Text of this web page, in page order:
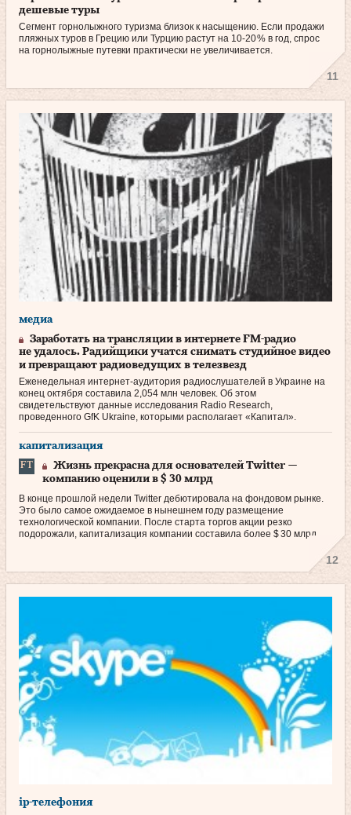
дешевые туры
Сегмент горнолыжного туризма близок к насыщению. Если продажи
пляжных туров в Грецию или Турцию растут на 10‑20 % в год, спрос
на горнолыжные путевки практически не увеличивается.
11
медиа
Заработать на трансляции в интернете FM-радио
не удалось. Радийщики учатся снимать студийное видео
и превращают радиоведущих в телезвезд
Еженедельная интернет-аудитория радиослушателей в Украине на
конец октября составила 2,054 млн человек. Об этом
свидетельствуют данные исследования Radio Research,
проведенного GfK Ukraine, которыми располагает «Капитал».
капитализация
Жизнь прекрасна для основателей Twitter —
компанию оценили в $ 30 млрд
В конце прошлой недели Twitter дебютировала на фондовом рынке.
Это было самое ожидаемое в нынешнем году размещение
технологической компании. После старта торгов акции резко
подорожали, капитализация компании составила более $ 30 млрд.
12
ip-телефония